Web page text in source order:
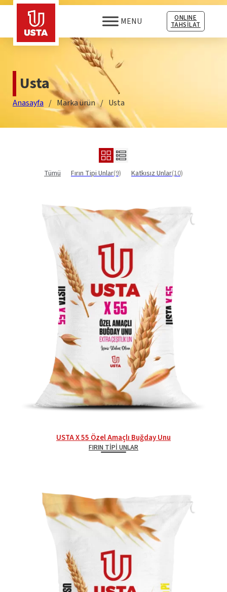
MENU ONLINE
TAHSİLAT
Usta
Anasayfa / Marka ürün / Usta
Tümü Fırın Tipi Unlar(9) Katkısız Unlar(10)
USTA X 55 Özel Amaçlı Buğday Unu
FIRIN TIPI UNLAR